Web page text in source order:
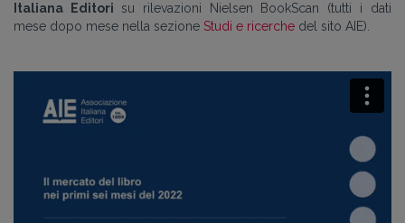
Italiana Editori su rilevazioni Nielsen BookScan (tutti i dati
mese dopo mese nella sezione Studi e ricerche del sito AIE).